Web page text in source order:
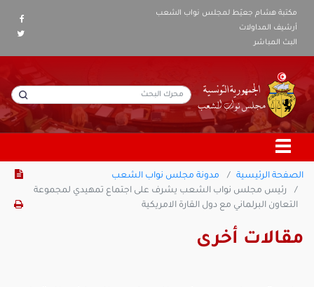
مكتبة هشام جعيّط لمجلس نواب الشعب
أرشيف المداولات
البث المباشر
الصفحة الرئيسية
مدونة مجلس نواب الشعب
رئيس مجلس نواب الشعب يشرف على اجتماع تمهيدي لمجموعة
التعاون البرلماني مع دول القارة الامريكية
مقالات أخرى